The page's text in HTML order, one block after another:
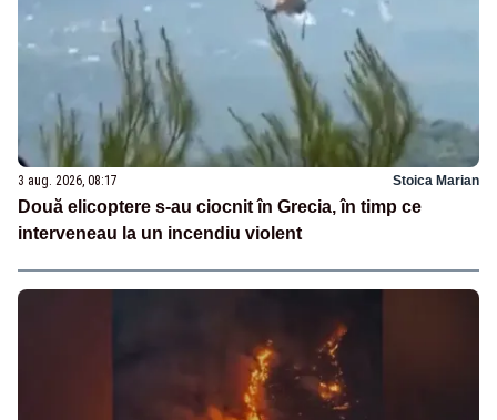
3 aug. 2026, 08:17 Stoica Marian
Două elicoptere s-au ciocnit în Grecia, în timp ce
interveneau la un incendiu violent